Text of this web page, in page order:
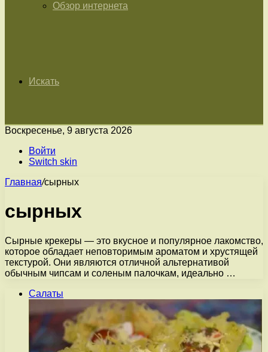
Обзор интернета
Искать
Воскресенье, 9 августа 2026
Войти
Switch skin
Главная/сырных
сырных
Сырные крекеры — это вкусное и популярное лакомство,
которое обладает неповторимым ароматом и хрустящей
текстурой. Они являются отличной альтернативой
обычным чипсам и соленым палочкам, идеально …
Салаты